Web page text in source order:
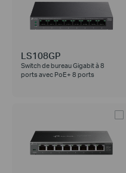
LS108GP
Switch de bureau Gigabit à 8
ports avec PoE+ 8 ports